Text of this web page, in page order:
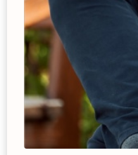
Website-
Website-Texte
Web-Design
Brand-Design:
Design
Brand-
Slogans,
Entwicklung